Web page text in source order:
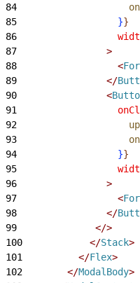
84
85
}}
86
87
>
88
<
89
</
90
<
91
92
93
94
}}
95
96
>
97
<
98
</
99
</>
100
</Stack>
101
</Flex>
102
</ModalBody>